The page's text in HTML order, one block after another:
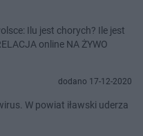
Ilu jest chorych? Ile jest
online NA ŻYWO
dodano 17-12-2020
W powiat iławski uderza